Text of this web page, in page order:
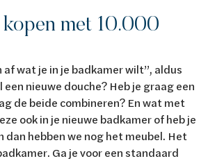
met 10.000
af wat je in je badkamer wilt”, aldus
een nieuwe douche? Heb je graag een
de beide combineren? En wat met
ook in je nieuwe badkamer of heb je
dan hebben we nog het meubel. Het
Ga je voor een standaard